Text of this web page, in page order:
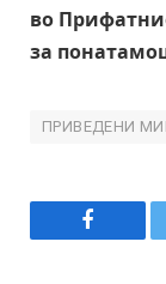
во
за
ПРИВЕДЕНИ